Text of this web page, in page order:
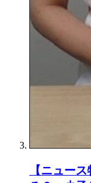
【ニュー